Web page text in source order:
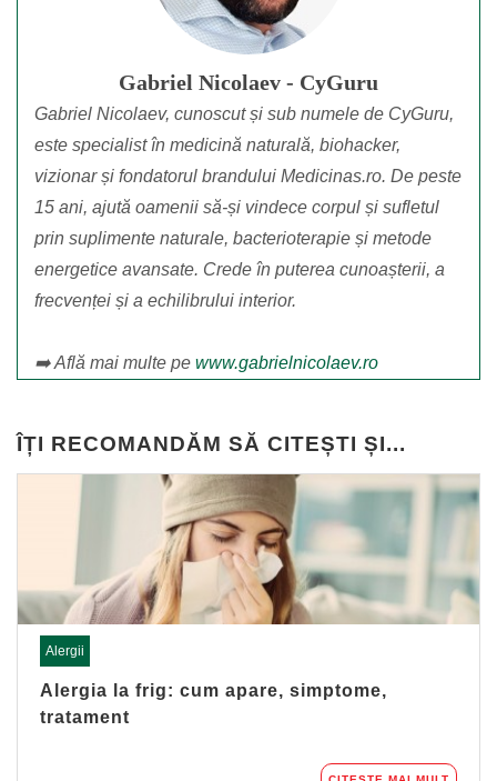
Gabriel Nicolaev - CyGuru
Gabriel Nicolaev, cunoscut și sub numele de CyGuru,
este specialist în medicină naturală, biohacker,
vizionar și fondatorul brandului Medicinas.ro. De peste
15 ani, ajută oamenii să-și vindece corpul și sufletul
prin suplimente naturale, bacterioterapie și metode
energetice avansate. Crede în puterea cunoașterii, a
frecvenței și a echilibrului interior.
➡️ Află mai multe pe www.gabrielnicolaev.ro
ÎȚI RECOMANDĂM SĂ CITEȘTI ȘI...
Alergii
Alergia la frig: cum apare, simptome,
tratament